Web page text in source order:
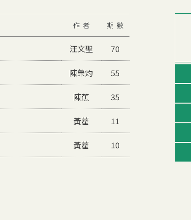
作 者 期 數
汪文聖 70
陳榮灼 55
陳蕉 35
黃藿 11
黃藿 10